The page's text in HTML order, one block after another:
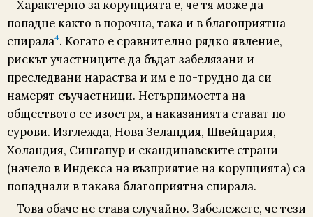
Характерно за корупцията е, че тя може да
попадне както в порочна, така и в благоприятна
спирала4. Когато е сравнително рядко явление,
рискът участниците да бъдат забелязани и
преследвани нараства и им е по-трудно да си
намерят съучастници. Нетърпимостта на
обществото се изостря, а наказанията стават по-
сурови. Изглежда, Нова Зеландия, Швейцария,
Холандия, Сингапур и скандинавските страни
(начело в Индекса на възприятие на корупцията) са
попаднали в такава благоприятна спирала.
Това обаче не става случайно. Забележете, че тези